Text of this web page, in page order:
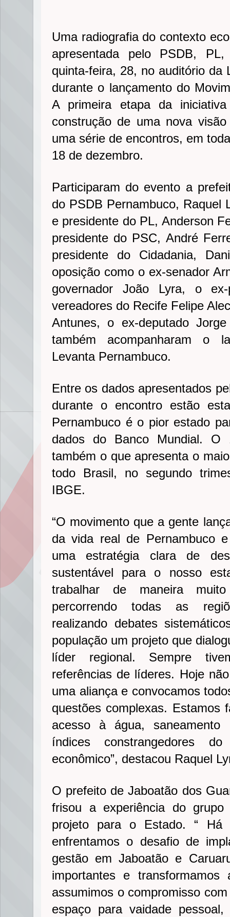
Uma radiografia do contexto
apresentada pelo PSDB,
quinta-feira, 28, no auditório da
durante o lançamento do
A primeira etapa da
construção de uma nova
uma série de encontros, em
18 de dezembro.
Participaram do evento a
do PSDB Pernambuco, Raquel
e presidente do PL, Anderson
presidente do PSC, André
presidente do Cidadania,
oposição como o ex-senador
governador João Lyra, o
vereadores do Recife Felipe
Antunes, o ex-deputado
também acompanharam o
Levanta Pernambuco.
Entre os dados apresentados
durante o encontro estão
Pernambuco é o pior estado
dados do Banco Mundial. O
também o que apresenta o
todo Brasil, no segundo
IBGE.
“O movimento que a gente
da vida real de Pernambuco
uma estratégia clara de
sustentável para o nosso
trabalhar de maneira
percorrendo todas as
realizando debates
população um projeto que
líder regional. Sempre
referências de líderes. Hoje
uma aliança e convocamos
questões complexas. Estamos
acesso à água,
índices constrangedores
econômico”, destacou Raquel
O prefeito de Jaboatão dos
frisou a experiência do
projeto para o Estado. “
enfrentamos o desafio de
gestão em Jaboatão e
importantes e
assumimos o compromisso
espaço para vaidade